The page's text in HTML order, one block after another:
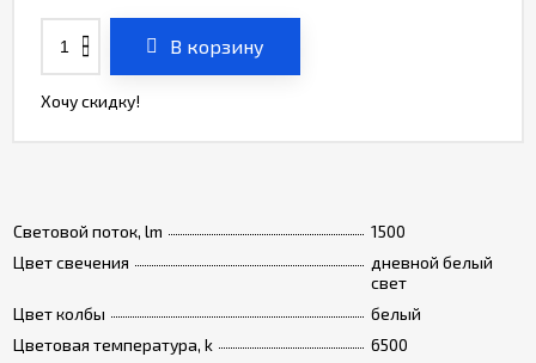
Световой поток, lm
1500
Цвет cвечения
дневной белый
свет
Цвет колбы
белый
Цветовая температура, k
6500
В корзину
Хочу скидку!